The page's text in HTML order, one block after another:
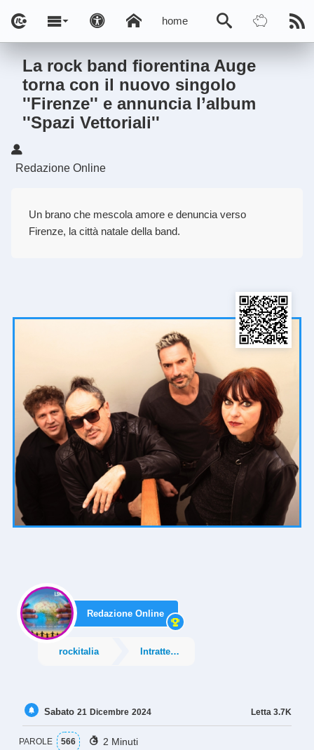
home
La rock band fiorentina Auge
torna con il nuovo singolo
''Firenze'' e annuncia l’album
''Spazi Vettoriali''
Redazione Online
Un brano che mescola amore e denuncia verso
Firenze, la città natale della band.
Redazione Online
rockitalia Intrattenimento
Letta 3.7K
Sabato 21 Dicembre 2024
PAROLE 566 2 Minuti